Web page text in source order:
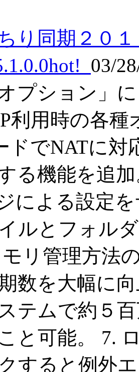
り同期２０
hot! 03/
プション」
利用時の各種
ドでNATに対
る機能を追
による設定
ルとフォル
リ管理方法
数を大幅に
テムで約５
と可能。 7.
すると例外